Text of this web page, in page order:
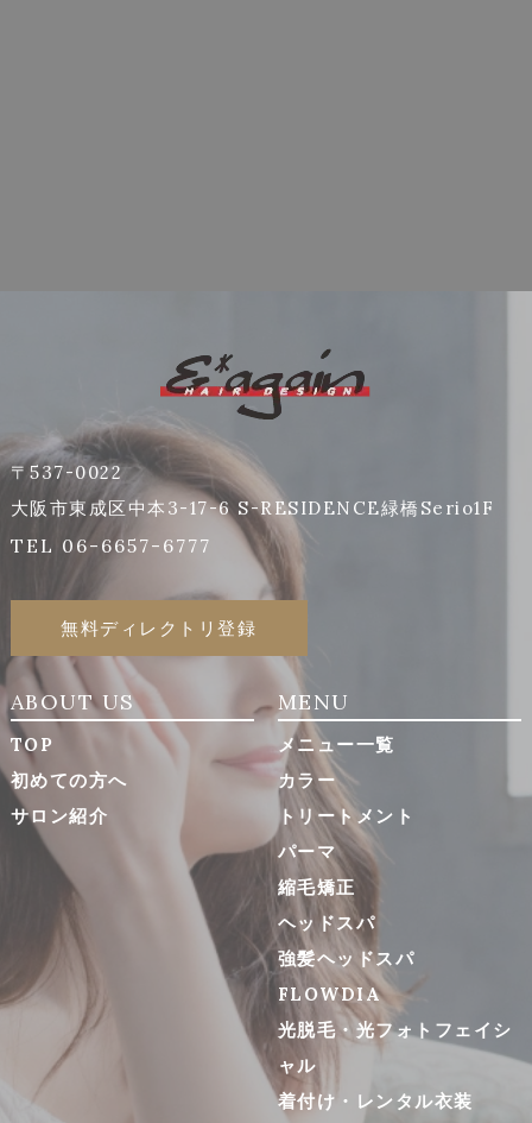
〒537-0022
大阪市東成区中本3-17-6 S-RESIDENCE緑橋Serio1F
TEL 06-6657-6777
無料ディレクトリ登録
ABOUT US
TOP
初めての方へ
サロン紹介
MENU
メニュー一覧
カラー
トリートメント
パーマ
縮毛矯正
ヘッドスパ
強髪ヘッドスパ
FLOWDIA
光脱毛・光フォトフェイシ
ャル
着付け・レンタル衣装